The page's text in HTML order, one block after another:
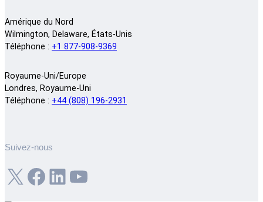
Amérique du Nord
Wilmington, Delaware, États-Unis
Téléphone : +1 877-908-9369
Royaume-Uni/Europe
Londres, Royaume-Uni
Téléphone : +44 (808) 196-2931
Suivez-nous
X Facebook LinkedIn YouTube